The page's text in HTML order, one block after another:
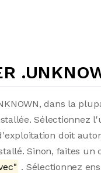
dans la
Sélectionnez
doit
Sinon, faites un
. Sélectionnez